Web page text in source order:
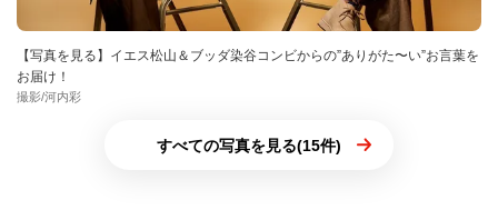
【写真を見る】イエス松山＆ブッダ染谷コンビからの”ありがた〜い”お言葉を
お届け！
撮影/河内彩
すべての写真を見る(15件)